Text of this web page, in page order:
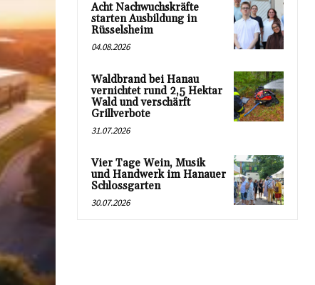
Acht Nachwuchskräfte
starten Ausbildung in
Rüsselsheim
04.08.2026
Waldbrand bei Hanau
vernichtet rund 2,5 Hektar
Wald und verschärft
Grillverbote
31.07.2026
Vier Tage Wein, Musik
und Handwerk im Hanauer
Schlossgarten
30.07.2026